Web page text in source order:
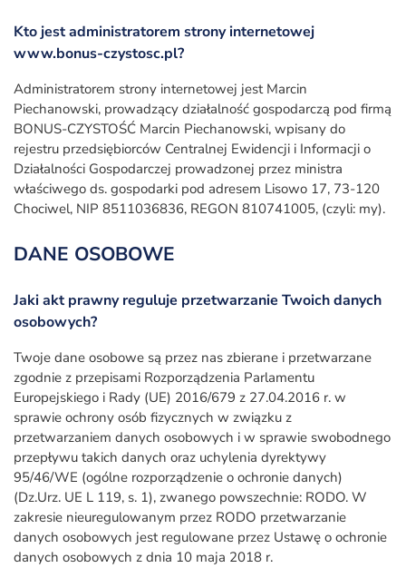
Kto jest administratorem strony internetowej
www.bonus-czystosc.pl?
Administratorem strony internetowej jest Marcin
Piechanowski, prowadzący działalność gospodarczą pod firmą
BONUS-CZYSTOŚĆ Marcin Piechanowski, wpisany do
rejestru przedsiębiorców Centralnej Ewidencji i Informacji o
Działalności Gospodarczej prowadzonej przez ministra
właściwego ds. gospodarki pod adresem Lisowo 17, 73-120
Chociwel, NIP 8511036836, REGON 810741005, (czyli: my).
DANE OSOBOWE
Jaki akt prawny reguluje przetwarzanie Twoich danych
osobowych?
Twoje dane osobowe są przez nas zbierane i przetwarzane
zgodnie z przepisami Rozporządzenia Parlamentu
Europejskiego i Rady (UE) 2016/679 z 27.04.2016 r. w
sprawie ochrony osób fizycznych w związku z
przetwarzaniem danych osobowych i w sprawie swobodnego
przepływu takich danych oraz uchylenia dyrektywy
95/46/WE (ogólne rozporządzenie o ochronie danych)
(Dz.Urz. UE L 119, s. 1), zwanego powszechnie: RODO. W
zakresie nieuregulowanym przez RODO przetwarzanie
danych osobowych jest regulowane przez Ustawę o ochronie
danych osobowych z dnia 10 maja 2018 r.